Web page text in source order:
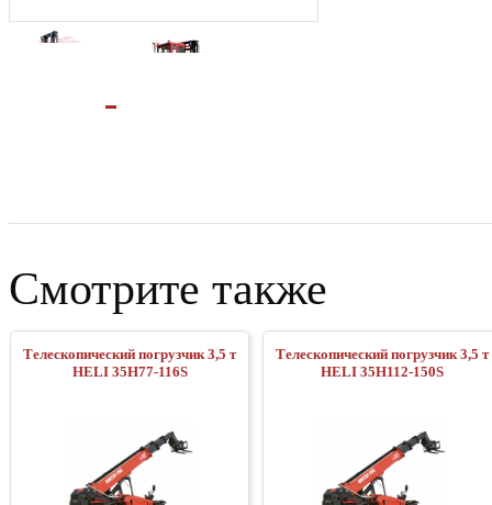
Смотрите также
Телескопический погрузчик 3,5 т
HELI 35H77-116S
Телескопический погрузчик 3,5 т
HELI 35H112-150S